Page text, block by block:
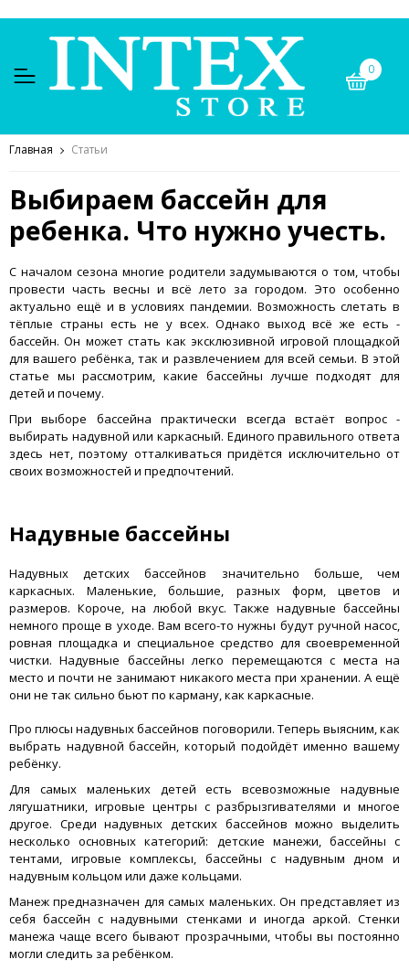
0
Главная Статьи
Выбираем бассейн для
ребенка. Что нужно учесть.
С началом сезона многие родители задумываются о том, чтобы
провести часть весны и всё лето за городом. Это особенно
актуально ещё и в условиях пандемии. Возможность слетать в
тёплые страны есть не у всех. Однако выход всё же есть -
бассейн. Он может стать как эксклюзивной игровой площадкой
для вашего ребёнка, так и развлечением для всей семьи. В этой
статье мы рассмотрим, какие бассейны лучше подходят для
детей и почему.
При выборе бассейна практически всегда встаёт вопрос -
выбирать надувной или каркасный. Единого правильного ответа
здесь нет, поэтому отталкиваться придётся исключительно от
своих возможностей и предпочтений.
Надувные бассейны
Надувных детских бассейнов значительно больше, чем
каркасных. Маленькие, большие, разных форм, цветов и
размеров. Короче, на любой вкус. Также надувные бассейны
немного проще в уходе. Вам всего-то нужны будут ручной насос,
ровная площадка и специальное средство для своевременной
чистки. Надувные бассейны легко перемещаются с места на
место и почти не занимают никакого места при хранении. А ещё
они не так сильно бьют по карману, как каркасные.
Про плюсы надувных бассейнов поговорили. Теперь выясним, как
выбрать надувной бассейн, который подойдёт именно вашему
ребёнку.
Для самых маленьких детей есть всевозможные надувные
лягушатники, игровые центры с разбрызгивателями и многое
другое. Среди надувных детских бассейнов можно выделить
несколько основных категорий: детские манежи, бассейны с
тентами, игровые комплексы, бассейны с надувным дном и
надувным кольцом или даже кольцами.
Манеж предназначен для самых маленьких. Он представляет из
себя бассейн с надувными стенками и иногда аркой. Стенки
манежа чаще всего бывают прозрачными, чтобы вы постоянно
могли следить за ребёнком.